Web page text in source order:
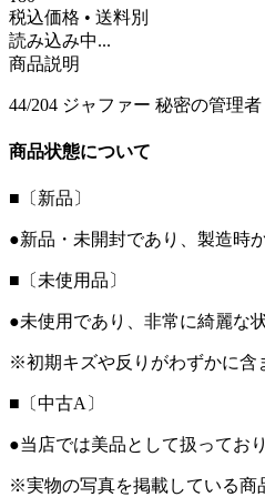
税込価格 • 送料別
読み込み中...
商品説明
44/204 ジャファー 秘密の管理者
商品状態について
■〔新品〕
●新品・未開封であり、製造時
■〔未使用品〕
●未使用であり、非常に綺麗な
※初期キズや反りがわずかに含
■〔中古A〕
●当店では美品として扱ってお
※実物の写真を掲載している商